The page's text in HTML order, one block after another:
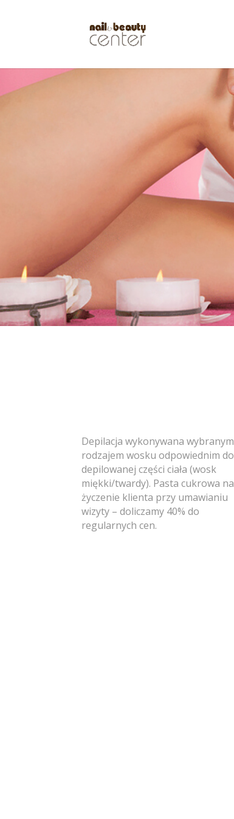
Depilacja wykonywana wybranym
rodzajem wosku odpowiednim do
depilowanej części ciała (wosk
miękki/twardy). Pasta cukrowa na
życzenie klienta przy umawianiu
wizyty – doliczamy 40% do
regularnych cen.